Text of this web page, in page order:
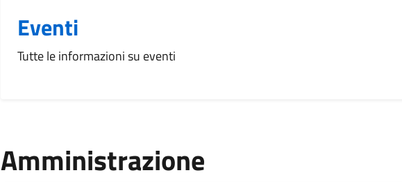
Eventi
Tutte le informazioni su eventi
Amministrazione